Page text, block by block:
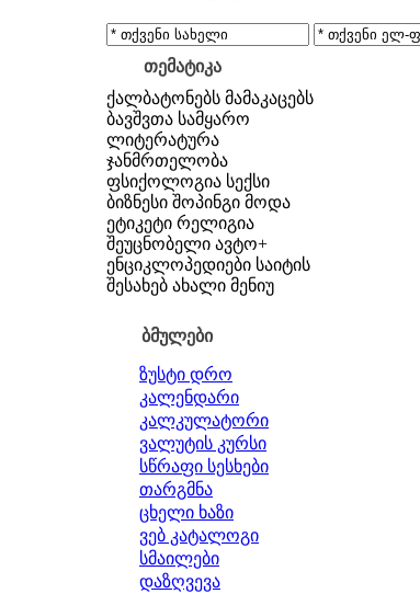
თემატიკა
ქალბატონებს მამაკაცებს
ბავშვთა სამყარო
ლიტერატურა
ჯანმრთელობა
ფსიქოლოგია სექსი
ბიზნესი შოპინგი მოდა
ეტიკეტი რელიგია
შეუცნობელი ავტო+
ენციკლოპედიები საიტის
შესახებ ახალი მენიუ
ბმულები
ზუსტი დრო
კალენდარი
კალკულატორი
ვალუტის კურსი
სწრაფი სესხები
თარგმნა
ცხელი ხაზი
ვებ კატალოგი
სმაილები
დაზღვევა